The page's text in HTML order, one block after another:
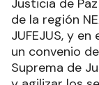
Justicia de
de la región
JUFEJUS, y
un convenio
Suprema de